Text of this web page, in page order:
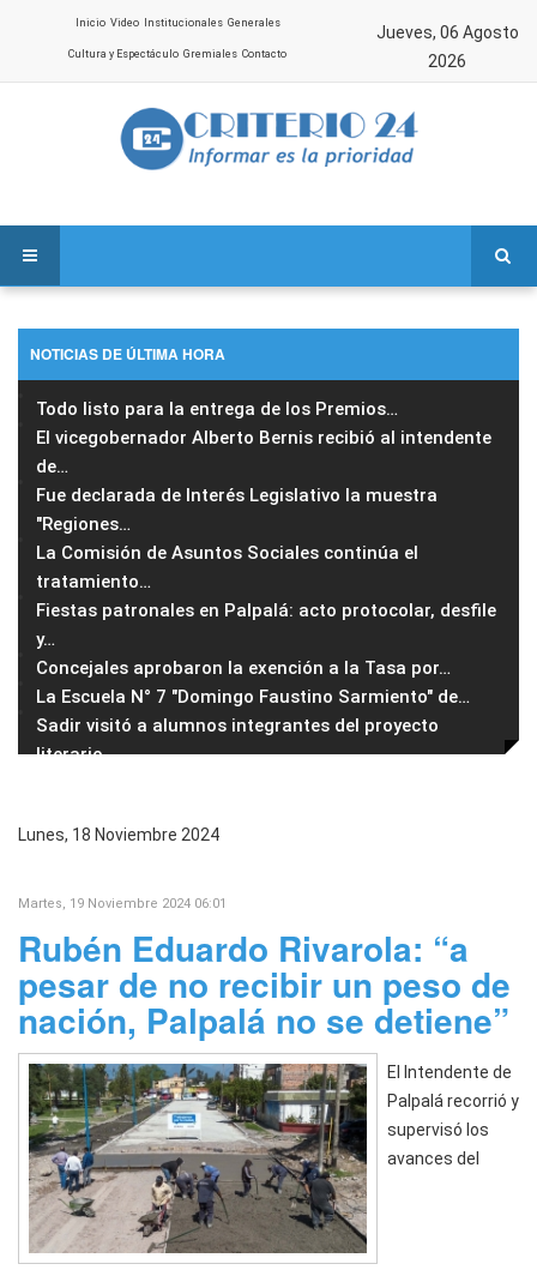
Inicio Video Institucionales Generales
Cultura y Espectáculo Gremiales Contacto
Jueves, 06 Agosto
2026
NOTICIAS DE ÚLTIMA HORA
Todo listo para la entrega de los Premios…
El vicegobernador Alberto Bernis recibió al intendente
de…
Fue declarada de Interés Legislativo la muestra
"Regiones…
La Comisión de Asuntos Sociales continúa el
tratamiento…
Fiestas patronales en Palpalá: acto protocolar, desfile
y…
Concejales aprobaron la exención a la Tasa por…
La Escuela N° 7 "Domingo Faustino Sarmiento" de…
Sadir visitó a alumnos integrantes del proyecto
literario…
Lunes, 18 Noviembre 2024
Martes, 19 Noviembre 2024 06:01
Rubén Eduardo Rivarola: “a
pesar de no recibir un peso de
nación, Palpalá no se detiene”
El Intendente de
Palpalá recorrió y
supervisó los
avances del